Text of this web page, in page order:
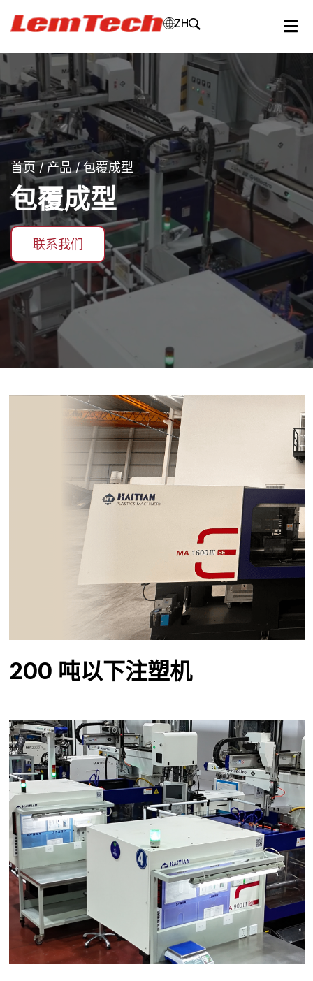
ZH
首页/产品/ 包覆成型
包覆成型
联系我们
200 吨以下注塑机